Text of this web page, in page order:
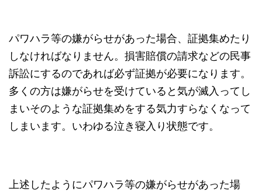
パワハラ等の嫌がらせがあった場合、証拠集めたり
しなければなりません。損害賠償の請求などの民事
訴訟にするのであれば必ず証拠が必要になります。
多くの方は嫌がらせを受けていると気が滅入ってし
まいそのような証拠集めをする気力すらなくなって
しまいます。いわゆる泣き寝入り状態です。
上述したようにパワハラ等の嫌がらせがあった場